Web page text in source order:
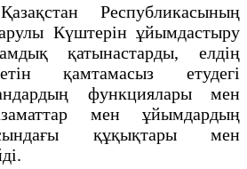
Республикасының
Күштерін ұйымдастыру
қатынастарды, елдiң
қамтамасыз етудегі
функциялары мен
мен ұйымдардың
құқықтары мен